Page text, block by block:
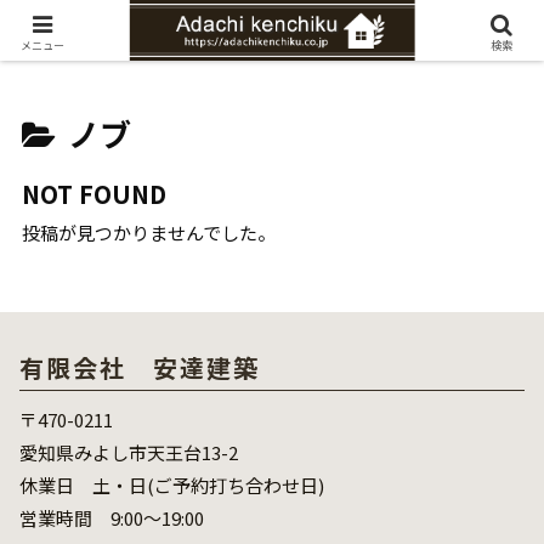
愛知県みよし市の工務店。自然素材を使ったナチュラルな家づくりをご提案
ノブ
NOT FOUND
投稿が見つかりませんでした。
有限会社 安達建築
〒470-0211
愛知県みよし市天王台13-2
休業日 土・日(ご予約打ち合わせ日)
営業時間 9:00～19:00
メニュー 検索